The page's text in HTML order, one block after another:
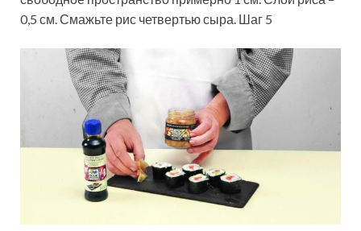
0,5 см. Смажьте рис четвертью сыра. Шаг 5